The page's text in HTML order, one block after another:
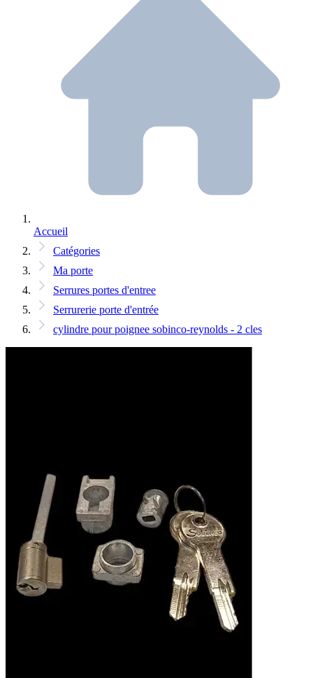
Accueil
Catégories
Ma porte
Serrures portes d'entree
Serrurerie porte d'entrée
cylindre pour poignee sobinco-reynolds - 2 cles